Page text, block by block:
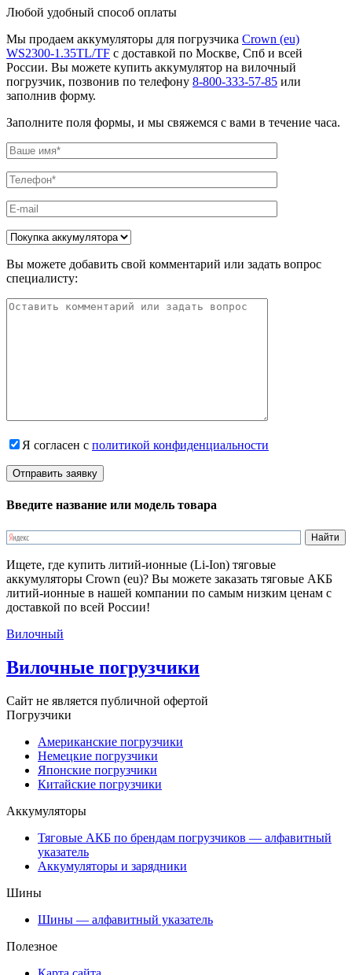
Любой удобный способ оплаты
Мы продаем аккумуляторы для погрузчика Crown (eu)
WS2300-1.35TL/TF с доставкой по Москве, Спб и всей
России. Вы можете купить аккумулятор на вилочный
погрузчик, позвонив по телефону 8-800-333-57-85 или
заполнив форму.
Заполните поля формы, и мы свяжемся с вами в течение часа.
Вы можете добавить свой комментарий или задать вопрос
специалисту:
Я согласен с политикой конфиденциальности
Введите название или модель товара
Ищете, где купить литий-ионные (Li-Ion) тяговые
аккумуляторы Crown (eu)? Вы можете заказать тяговые АКБ
литий-ионные в нашей компании по самым низким ценам с
доставкой по всей России!
Вилочный
Вилочные погрузчики
Сайт не является публичной офертой
Погрузчики
Американские погрузчики
Немецкие погрузчики
Японские погрузчики
Китайские погрузчики
Аккумуляторы
Тяговые АКБ по брендам погрузчиков — алфавитный
указатель
Аккумуляторы и зарядники
Шины
Шины — алфавитный указатель
Полезное